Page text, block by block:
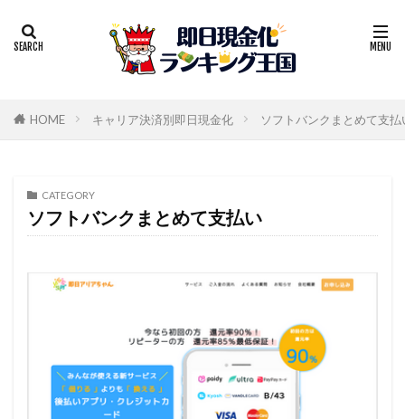
HOME キャリア決済別即日現金化 ソフトバンクまとめて支払
CATEGORY
ソフトバンクまとめて支払い